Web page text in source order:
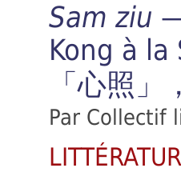
Sam ziu
Kong à la
「心照
Par Collectif